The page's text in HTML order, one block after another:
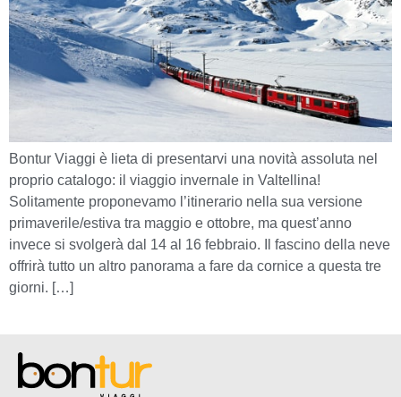
Bontur Viaggi è lieta di presentarvi una novità assoluta nel
proprio catalogo: il viaggio invernale in Valtellina!
Solitamente proponevamo l’itinerario nella sua versione
primaverile/estiva tra maggio e ottobre, ma quest’anno
invece si svolgerà dal 14 al 16 febbraio. Il fascino della neve
offrirà tutto un altro panorama a fare da cornice a questa tre
giorni. […]